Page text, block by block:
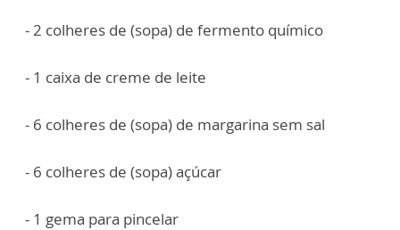
- 2 colheres de (sopa) de fermento químico
- 1 caixa de creme de leite
- 6 colheres de (sopa) de margarina sem sal
- 6 colheres de (sopa) açúcar
- 1 gema para pincelar